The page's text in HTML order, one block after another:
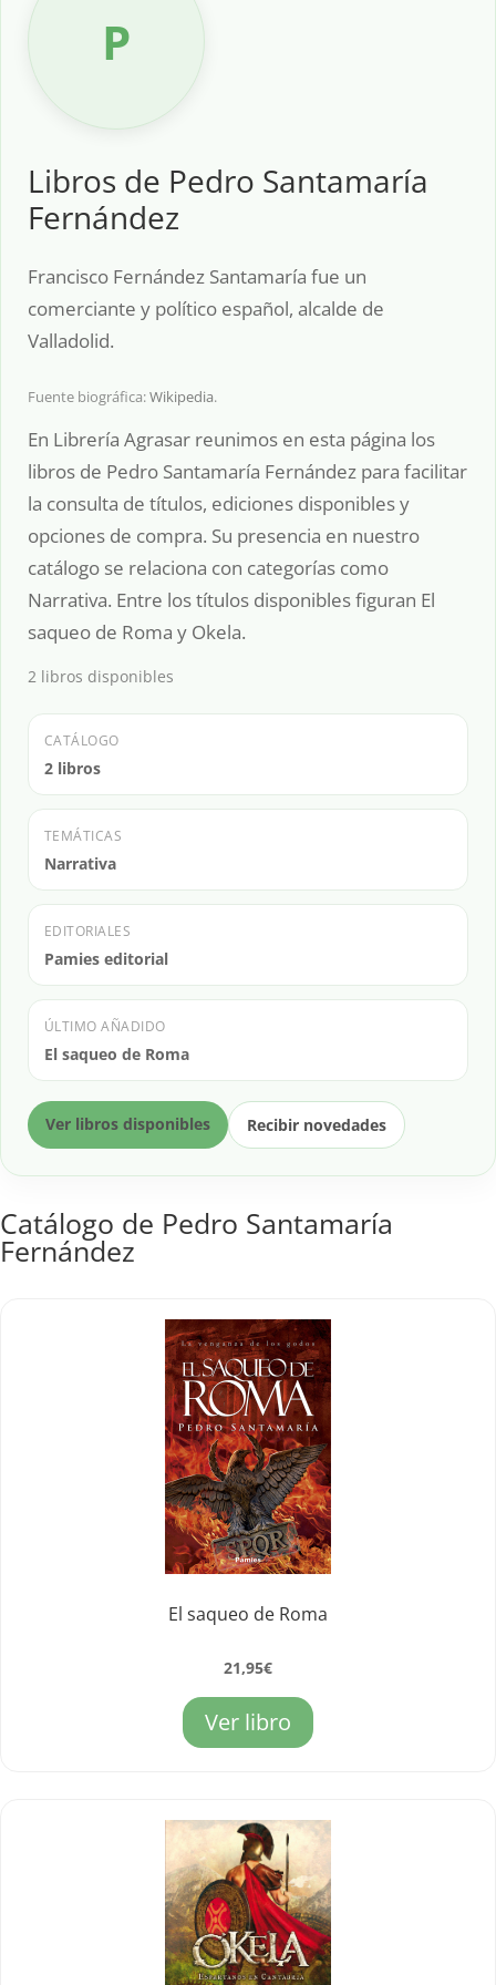
P
Libros de Pedro Santamaría
Fernández
Francisco Fernández Santamaría fue un
comerciante y político español, alcalde de
Valladolid.
Fuente biográfica:Wikipedia.
En Librería Agrasar reunimos en esta página los
libros de Pedro Santamaría Fernández para facilitar
la consulta de títulos, ediciones disponibles y
opciones de compra. Su presencia en nuestro
catálogo se relaciona con categorías como
Narrativa. Entre los títulos disponibles figuran El
saqueo de Roma y Okela.
2 libros disponibles
CATÁLOGO
2 libros
TEMÁTICAS
Narrativa
EDITORIALES
Pamies editorial
ÚLTIMO AÑADIDO
El saqueo de Roma
Ver libros disponibles Recibir novedades
Catálogo de Pedro Santamaría
Fernández
El saqueo de Roma
21,95€
Ver libro